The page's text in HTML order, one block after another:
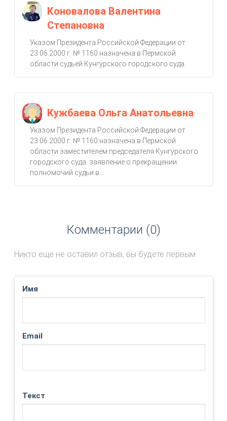
Коновалова Валентина
Степановна
Указом Президента Российской Федерации от
23.06.2000 г. № 1160 назначена в Пермской
области судьей Кунгурского городского суда.
Кужбаева Ольга Анатольевна
Указом Президента Российской Федерации от
23.06.2000 г. № 1160 назначена в Пермской
области заместителем председателя Кунгурского
городского суда. заявление о прекращении
полномочий судьи в...
Комментарии (0)
Никто еще не оставил отзыв, вы будете первым.
Имя
Email
Текст